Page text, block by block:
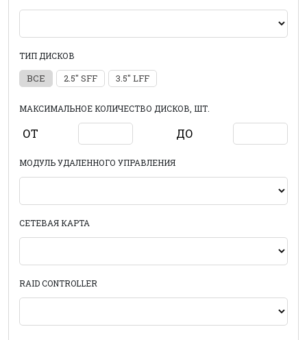
ТИП ДИСКОВ
ВСЕ 2.5" SFF 3.5" LFF
МАКСИМАЛЬНОЕ КОЛИЧЕСТВО ДИСКОВ, ШТ.
ОТ ДО
МОДУЛЬ УДАЛЕННОГО УПРАВЛЕНИЯ
СЕТЕВАЯ КАРТА
RAID CONTROLLER